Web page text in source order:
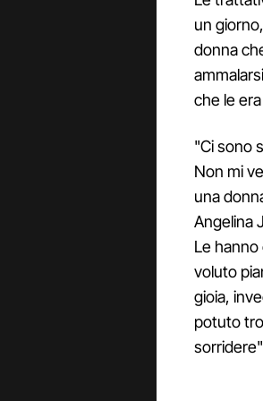
un
donna
che le
"Ci sono
Non mi
una
Angelina
Le
voluto
gioia,
potuto